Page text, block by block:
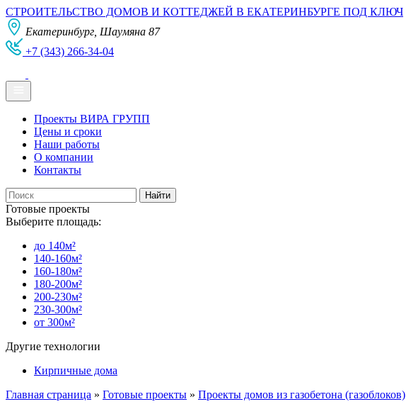
СТРОИТЕЛЬСТВО ДОМОВ И КОТТЕДЖЕЙ В ЕКАТЕРИНБУРГЕ ПОД КЛЮЧ
Екатеринбург, Шаумяна 87
+7 (343) 266-34-04
Проекты ВИРА ГРУПП
Цены и сроки
Наши работы
О компании
Контакты
Готовые проекты
Выберите площадь:
до 140м²
140-160м²
160-180м²
180-200м²
200-230м²
230-300м²
от 300м²
Другие технологии
Кирпичные дома
Главная страница » Готовые проекты » Проекты домов из газобетона (газоблоков)